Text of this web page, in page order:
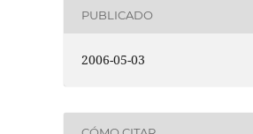
PUBLICADO
2006-05-03